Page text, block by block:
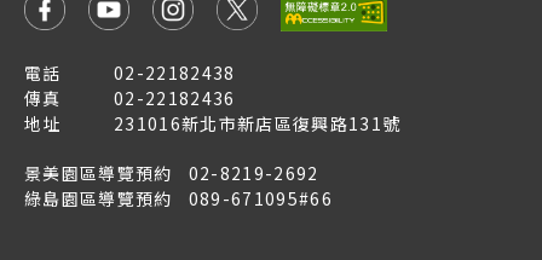
電話
02-22182438
傳真
02-22182436
地址
231016新北市新店區復興路131號
景美園區導覽預約
02-8219-2692
綠島園區導覽預約
089-671095#66